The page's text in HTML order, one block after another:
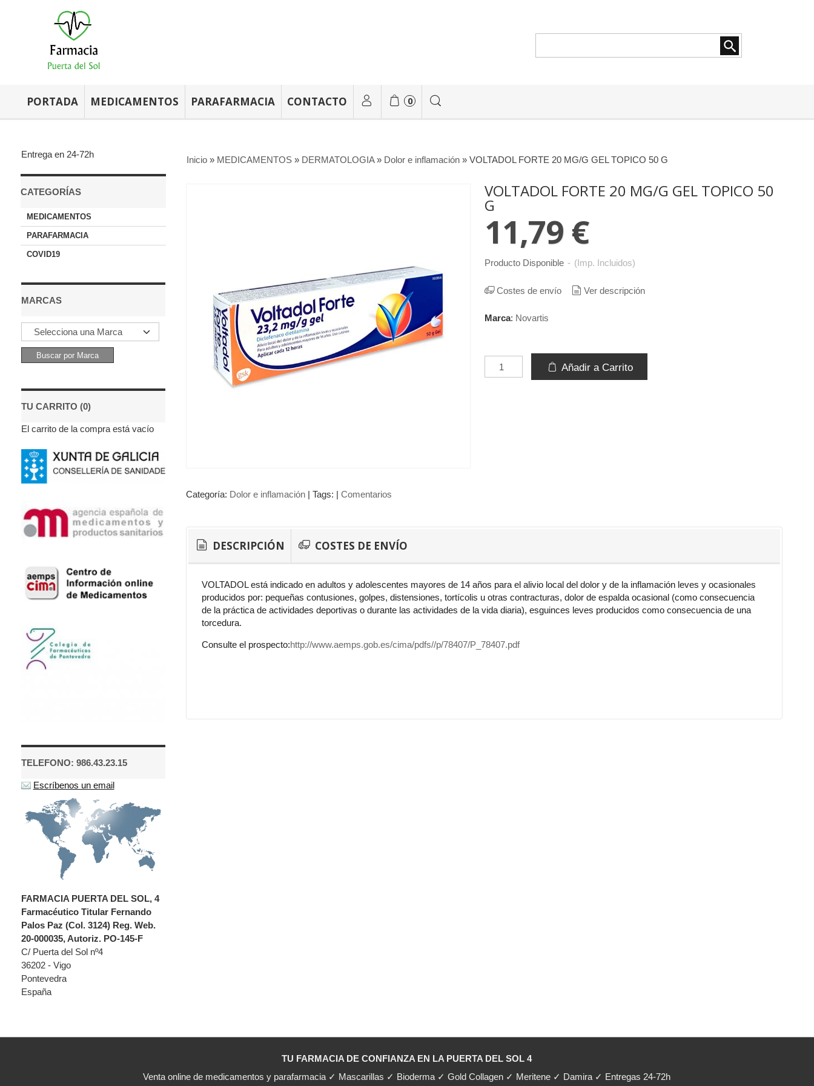
PORTADA MEDICAMENTOS PARAFARMACIA CONTACTO 0
Entrega en 24-72h
CATEGORÍAS
MEDICAMENTOS
PARAFARMACIA
COVID19
MARCAS
TU CARRITO (0)
El carrito de la compra está vacío
TELEFONO: 986.43.23.15
Escríbenos un email
FARMACIA PUERTA DEL SOL, 4
Farmacéutico Titular Fernando
Palos Paz (Col. 3124) Reg. Web.
20-000035, Autoriz. PO-145-F
C/ Puerta del Sol nº4
36202 - Vigo
Pontevedra
España
Inicio» MEDICAMENTOS» DERMATOLOGIA» Dolor e inflamación» VOLTADOL FORTE 20 MG/G GEL TOPICO 50 G
VOLTADOL FORTE 20 MG/G GEL TOPICO 50
G
11,79 €
Producto Disponible - (Imp. Incluidos)
Costes de envío Ver descripción
Marca: Novartis
Añadir a Carrito
Categoría: Dolor e inflamación| Tags: | Comentarios
DESCRIPCIÓN COSTES DE ENVÍO
VOLTADOL está indicado en adultos y adolescentes mayores de 14 años para el alivio local del dolor y de la inflamación leves y ocasionales
producidos por: pequeñas contusiones, golpes, distensiones, tortícolis u otras contracturas, dolor de espalda ocasional (como consecuencia
de la práctica de actividades deportivas o durante las actividades de la vida diaria), esguinces leves producidos como consecuencia de una
torcedura.
Consulte el prospecto:http://www.aemps.gob.es/cima/pdfs//p/78407/P_78407.pdf
TU FARMACIA DE CONFIANZA EN LA PUERTA DEL SOL 4
Venta online de medicamentos y parafarmacia ✓ Mascarillas ✓ Bioderma ✓ Gold Collagen ✓ Meritene ✓ Damira ✓ Entregas 24-72h